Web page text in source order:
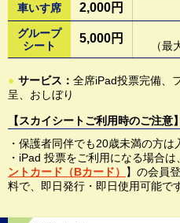
車いす席 2,000円
グループ
シート
5,000円
（最
● サービス： 全席iPad投票完備、
呈、おしぼり
【スカイシートご利用時のご注意】
・保護者同伴でも20歳未満の方は
・iPad 投票をご利用になる場合は
ントカード（Bカード）
】の会員
料で、即日発行・即日使用可能で